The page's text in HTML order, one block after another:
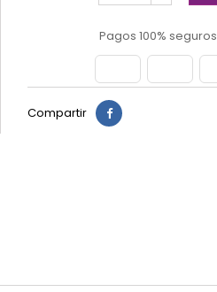
Pagos 100% seguros
Compartir